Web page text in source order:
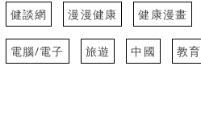
健談網 漫漫健康 健康漫畫
電腦/電子 旅遊 中國 教育